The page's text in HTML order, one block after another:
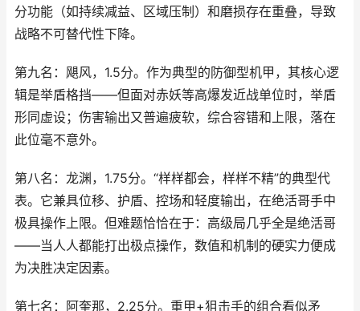
分功能（如持续减益、区域压制）和磨损存在重叠，导致
战略不可替代性下降。
第九名：飓风，1.5分。作为典型的防御型机甲，其核心逻
辑是举盾格挡——但面对赤妖等高爆发近战单位时，举盾
形同虚设；伤害输出又普遍疲软，综合容错和上限，落在
此位毫不意外。
第八名：龙渊，1.75分。“样样都会，样样不精”的典型代
表。它兼具位移、护盾、控场和轻度输出，在绝活哥手中
极具操作上限。但难题恰恰在于：高级局几乎全是绝活哥
——当人人都能打出极点操作，数值和机制的硬实力便成
为决胜决定因素。
第七名：阿奎那，2.25分。重甲+狙击手的组合看似矛